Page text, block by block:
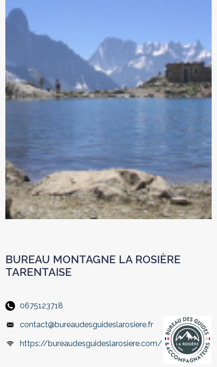
BUREAU MONTAGNE LA ROSIÈRE
TARENTAISE
0675123718
contact@bureaudesguideslarosiere.fr
https://bureaudesguideslarosiere.com/